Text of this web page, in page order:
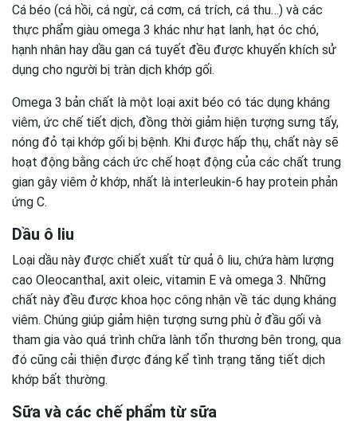
Cá béo (cá hồi, cá ngừ, cá cơm, cá trích, cá thu…) và các
thực phẩm giàu omega 3 khác như hạt lanh, hạt óc chó,
hạnh nhân hay dầu gan cá tuyết đều được khuyến khích sử
dụng cho người bị tràn dịch khớp gối.
Omega 3 bản chất là một loại axit béo có tác dụng kháng
viêm, ức chế tiết dịch, đồng thời giảm hiện tượng sưng tấy,
nóng đỏ tại khớp gối bị bệnh. Khi được hấp thụ, chất này sẽ
hoạt động bằng cách ức chế hoạt động của các chất trung
gian gây viêm ở khớp, nhất là interleukin-6 hay protein phản
ứng C.
Dầu ô liu
Loại dầu này được chiết xuất từ quả ô liu, chứa hàm lượng
cao Oleocanthal, axit oleic, vitamin E và omega 3. Những
chất này đều được khoa học công nhận về tác dụng kháng
viêm. Chúng giúp giảm hiện tượng sưng phù ở đầu gối và
tham gia vào quá trình chữa lành tổn thương bên trong, qua
đó cũng cải thiện được đáng kể tình trạng tăng tiết dịch
khớp bất thường.
Sữa và các chế phẩm từ sữa